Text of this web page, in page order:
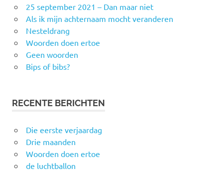
25 september 2021 – Dan maar niet
Als ik mijn achternaam mocht veranderen
Nesteldrang
Woorden doen ertoe
Geen woorden
Bips of bibs?
RECENTE BERICHTEN
Die eerste verjaardag
Drie maanden
Woorden doen ertoe
de luchtballon